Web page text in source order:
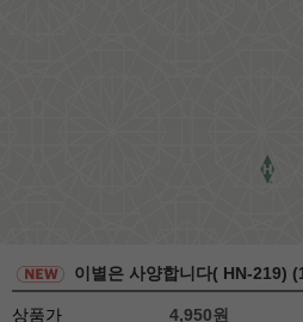
이별은 사양합니다( HN-219)
상품가 4,950원